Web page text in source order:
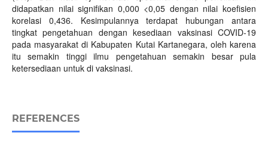
didapatkan nilai signifikan 0,000 <0,05 dengan nilai koefisien
korelasi 0,436. Kesimpulannya terdapat hubungan antara
tingkat pengetahuan dengan kesediaan vaksinasi COVID-19
pada masyarakat di Kabupaten Kutai Kartanegara, oleh karena
itu semakin tinggi ilmu pengetahuan semakin besar pula
ketersediaan untuk di vaksinasi.
REFERENCES